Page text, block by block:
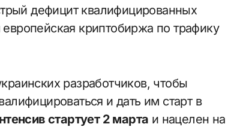
дефицит квалифицированных
криптобиржа по трафику
разработчиков, чтобы
и дать им старт в
стартует 2 марта и нацелен на